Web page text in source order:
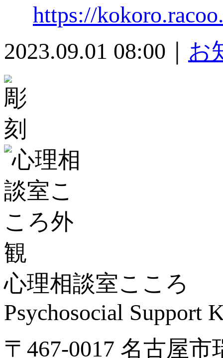
https://
2023.09.01 08:00｜ お
心理相談室こころ
Psychosocial Support
〒467-0017 名古屋